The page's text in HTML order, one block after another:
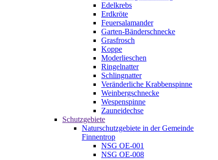
Edelkrebs
Erdkröte
Feuersalamander
Garten-Bänderschnecke
Grasfrosch
Koppe
Moderlieschen
Ringelnatter
Schlingnatter
Veränderliche Krabbenspinne
Weinbergschnecke
Wespenspinne
Zauneidechse
Schutzgebiete
Naturschutzgebiete in der Gemeinde
Finnentrop
NSG OE-001
NSG OE-008